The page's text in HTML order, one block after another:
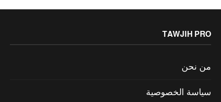
TAWJIH PRO
من نحن
سياسة الخصوصية